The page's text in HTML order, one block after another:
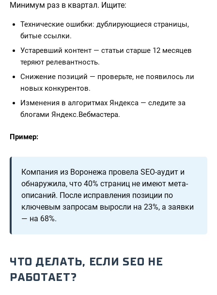
Минимум раз в квартал. Ищите:
Технические ошибки: дублирующиеся страницы,
битые ссылки.
Устаревший контент — статьи старше 12 месяцев
теряют релевантность.
Снижение позиций — проверьте, не появилось ли
новых конкурентов.
Изменения в алгоритмах Яндекса — следите за
блогами Яндекс.Вебмастера.
Пример:
Компания из Воронежа провела SEO-аудит и
обнаружила, что 40% страниц не имеют мета-
описаний. После исправления позиции по
ключевым запросам выросли на 23%, а заявки
— на 68%.
ЧТО ДЕЛАТЬ, ЕСЛИ SEO НЕ
РАБОТАЕТ?